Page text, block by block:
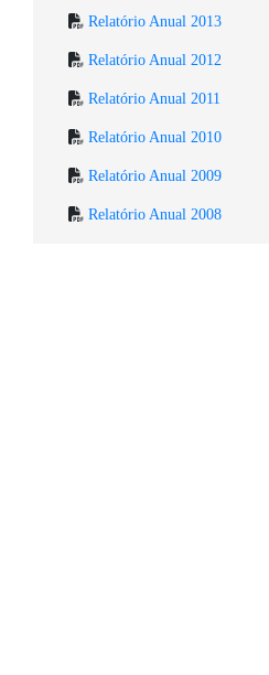
Relatório Anual 2013
Relatório Anual 2012
Relatório Anual 2011
Relatório Anual 2010
Relatório Anual 2009
Relatório Anual 2008